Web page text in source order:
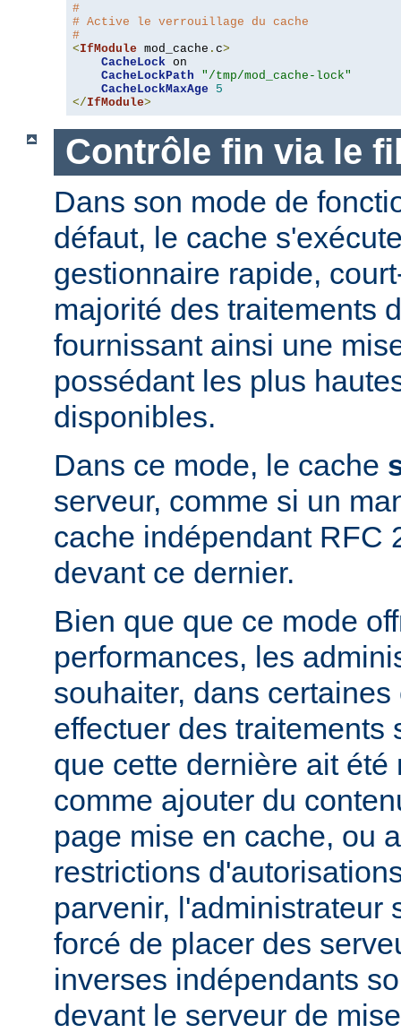
#
# Active le verrouillage du cache
#
<IfModule mod_cache . c>
CacheLock on
CacheLockPath
"/tmp/mod_cache-lock"
CacheLockMaxAge
5
</IfModule>
Contrôle fin via le
Dans son mode de
défaut, le cache
gestionnaire rapide,
majorité des traitements
fournissant ainsi une
possédant les plus
disponibles.
Dans ce mode, le cache
serveur, comme si un
cache indépendant RFC
devant ce dernier.
Bien que que ce mode
performances, les
souhaiter, dans
effectuer des traitements
que cette dernière ait été
comme ajouter du
page mise en cache, ou
restrictions
parvenir, l'administrateur
forcé de placer des
inverses indépendants
devant le serveur de